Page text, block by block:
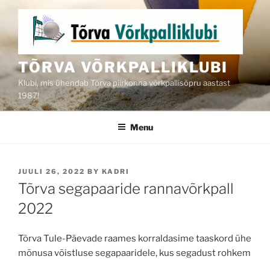
content
TÕRVA VÕRKPALLIKLUBI
Klubi, mis ühendab Tõrva piirkonna võrkpallisõpru aastast
1987!
Menu
POSTED
ON
JUULI 26, 2022 BY KADRI
Tõrva segapaaride rannavõrkpall
2022
Tõrva Tule-Päevade raames korraldasime taaskord ühe
mõnusa võistluse segapaaridele, kus segadust rohkem